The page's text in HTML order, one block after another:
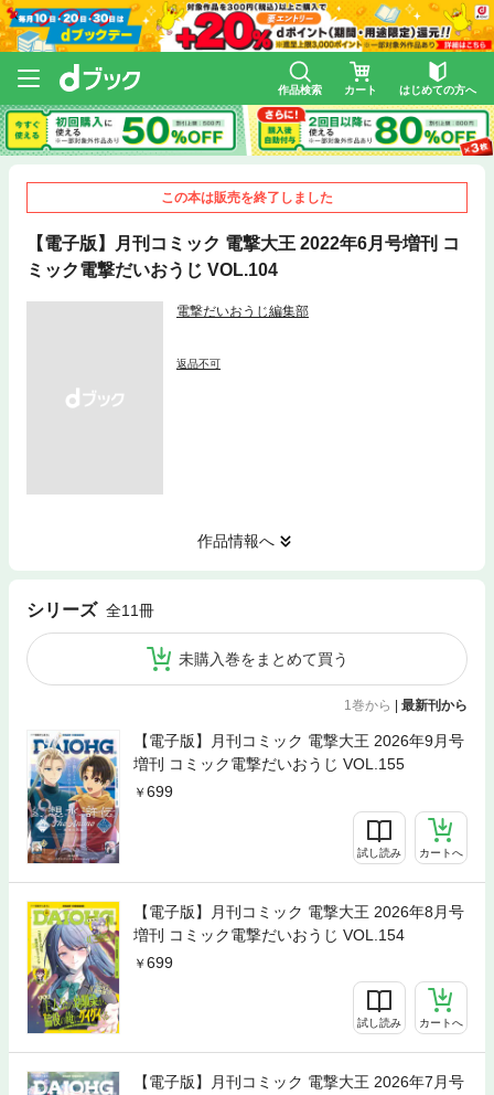
作品検索 カート はじめての方へ
この本は販売を終了しました
【電子版】月刊コミック 電撃大王 2022年6月号増刊 コ
ミック電撃だいおうじ VOL.104
電撃だいおうじ編集部
返品不可
作品情報へ
シリーズ 全11冊
未購入巻をまとめて買う
1巻から 最新刊から
【電子版】月刊コミック 電撃大王 2026年9月号
増刊 コミック電撃だいおうじ VOL.155
699
試し読み カートへ
【電子版】月刊コミック 電撃大王 2026年8月号
増刊 コミック電撃だいおうじ VOL.154
699
試し読み カートへ
【電子版】月刊コミック 電撃大王 2026年7月号